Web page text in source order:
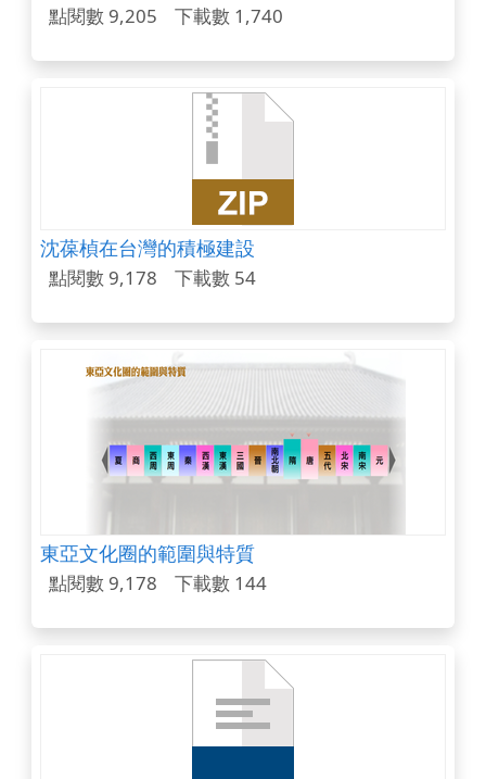
點閱數 9,205 下載數 1,740
沈葆楨在台灣的積極建設
點閱數 9,178 下載數 54
東亞文化圈的範圍與特質
點閱數 9,178 下載數 144